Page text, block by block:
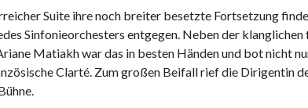
Suite ihre noch breiter besetzte Fortsetzung
Sinfonieorchesters entgegen. Neben der
Matiakh war das in besten Händen und bot nicht
Clarté. Zum großen Beifall rief die Dirigentin